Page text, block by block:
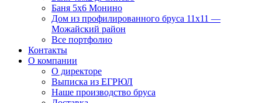
Баня 5х6 Монино
Дом из профилированного бруса 11х11 —
Можайский район
Все портфолио
Контакты
О компании
О директоре
Выписка из ЕГРЮЛ
Наше производство бруса